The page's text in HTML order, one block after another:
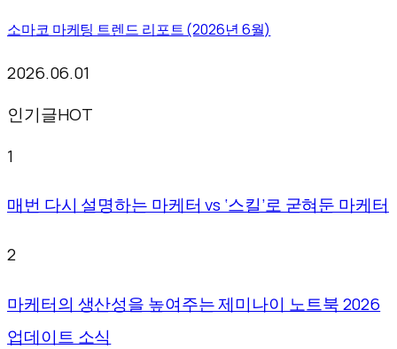
소마코 마케팅 트렌드 리포트 (2026년 6월)
2026.06.01
인기글HOT
1
매번 다시 설명하는 마케터 vs ‘스킬’로 굳혀둔 마케터
2
마케터의 생산성을 높여주는 제미나이 노트북 2026
업데이트 소식